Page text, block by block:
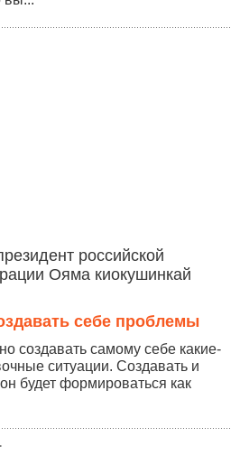
российской
Ояма киокушинкай
себе проблемы
создавать самому себе какие-
ситуации. Создавать и
будет формироваться как